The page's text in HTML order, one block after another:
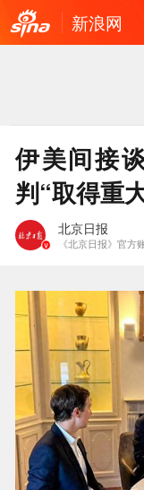
新浪网
伊美间接
判“取得重
北京日报
《北京日报》官方